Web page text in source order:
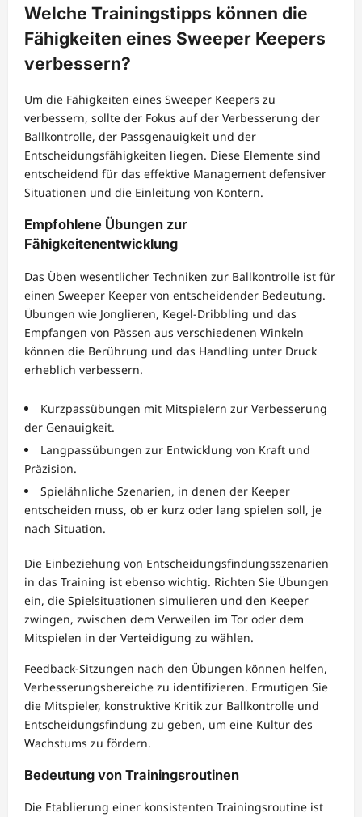
Welche Trainingstipps können die
Fähigkeiten eines Sweeper Keepers
verbessern?
Um die Fähigkeiten eines Sweeper Keepers zu
verbessern, sollte der Fokus auf der Verbesserung der
Ballkontrolle, der Passgenauigkeit und der
Entscheidungsfähigkeiten liegen. Diese Elemente sind
entscheidend für das effektive Management defensiver
Situationen und die Einleitung von Kontern.
Empfohlene Übungen zur
Fähigkeitenentwicklung
Das Üben wesentlicher Techniken zur Ballkontrolle ist für
einen Sweeper Keeper von entscheidender Bedeutung.
Übungen wie Jonglieren, Kegel-Dribbling und das
Empfangen von Pässen aus verschiedenen Winkeln
können die Berührung und das Handling unter Druck
erheblich verbessern.
Kurzpassübungen mit Mitspielern zur Verbesserung
der Genauigkeit.
Langpassübungen zur Entwicklung von Kraft und
Präzision.
Spielähnliche Szenarien, in denen der Keeper
entscheiden muss, ob er kurz oder lang spielen soll, je
nach Situation.
Die Einbeziehung von Entscheidungsfindungsszenarien
in das Training ist ebenso wichtig. Richten Sie Übungen
ein, die Spielsituationen simulieren und den Keeper
zwingen, zwischen dem Verweilen im Tor oder dem
Mitspielen in der Verteidigung zu wählen.
Feedback-Sitzungen nach den Übungen können helfen,
Verbesserungsbereiche zu identifizieren. Ermutigen Sie
die Mitspieler, konstruktive Kritik zur Ballkontrolle und
Entscheidungsfindung zu geben, um eine Kultur des
Wachstums zu fördern.
Bedeutung von Trainingsroutinen
Die Etablierung einer konsistenten Trainingsroutine ist